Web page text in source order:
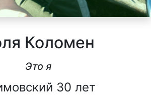
Коломен
Это я
30 лет